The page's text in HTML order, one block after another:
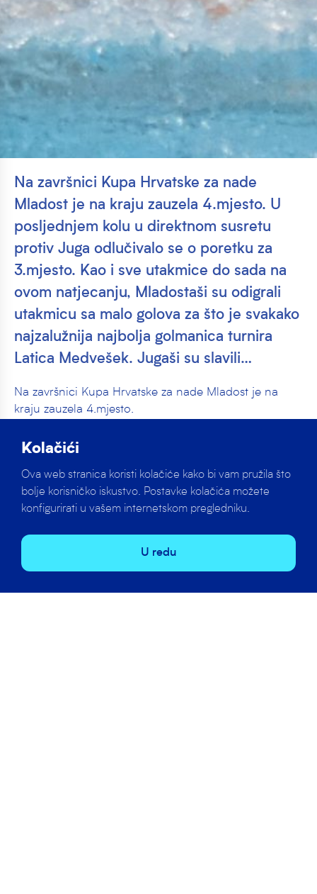
Na završnici Kupa Hrvatske za nade
Mladost je na kraju zauzela 4.mjesto. U
posljednjem kolu u direktnom susretu
protiv Juga odlučivalo se o poretku za
3.mjesto. Kao i sve utakmice do sada na
ovom natjecanju, Mladostaši su odigrali
utakmicu sa malo golova za što je svakako
najzalužnija najbolja golmanica turnira
Latica Medvešek. Jugaši su slavili…
Na završnici Kupa Hrvatske za nade Mladost je na
kraju zauzela 4.mjesto.
U posljednjem kolu u direktnom susretu protiv Juga
utakmice do sada na ovom natjecanju, Mladostaši su
odigrali utakmicu sa malo golova za što je svakako
najzalužnija najbolja golmanica turnira Latica
pogodak za Žapce postigao je Padro iz četverca u
posljednjoj četvrtini utakmice.
generacije koja je na prvenstvu Hrvatske početkom
Kolačići
Ova web stranica koristi kolačiće kako bi vam pružila što
bolje korisničko iskustvo. Postavke kolačića možete
konfigurirati u vašem internetskom pregledniku.
U redu